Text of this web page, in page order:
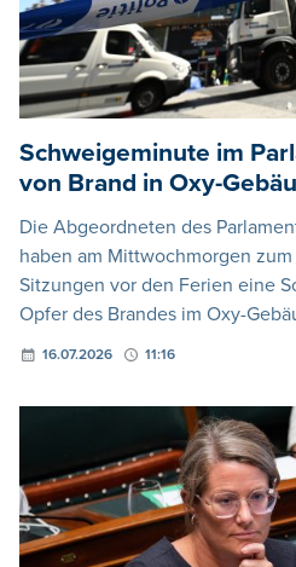
Schweigeminute im
von Brand in Oxy-
Die Abgeordneten des
haben am Mittwochmorgen
Sitzungen vor den Ferien eine
Opfer des Brandes im Oxy-
16.07.2026 11:16